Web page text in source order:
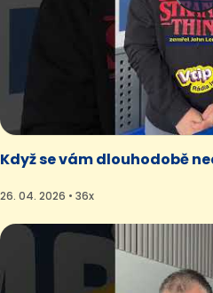
Když se vám dlouhodobě
26. 04. 2026 • 36x